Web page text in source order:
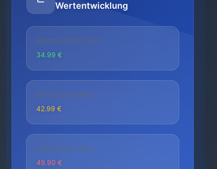
Wertentwicklung
NIEDRIGSTER PREIS
34.99 €
AKTUELLER PREIS
42.99 €
HÖCHSTER PREIS
49.90 €